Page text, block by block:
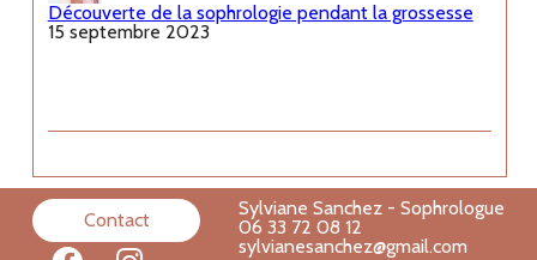
Découverte de la sophrologie pendant la grossesse
15 septembre 2023
Contact
Sylviane Sanchez - Sophrologue
06 33 72 08 12
sylvianesanchez@gmail.com